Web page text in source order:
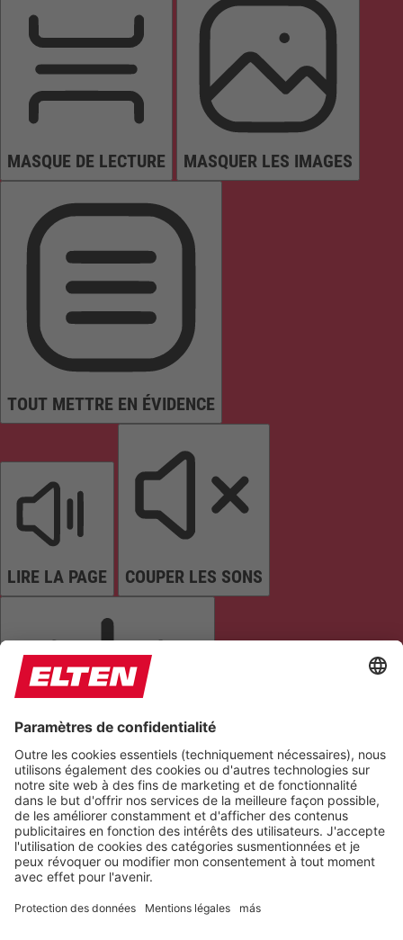
MASQUE DE LECTURE MASQUER LES IMAGES
TOUT METTRE EN ÉVIDENCE
LIRE LA PAGE COUPER LES SONS
ARRÊTER LES ANIMATIONS
Réinitialiser les paramètres